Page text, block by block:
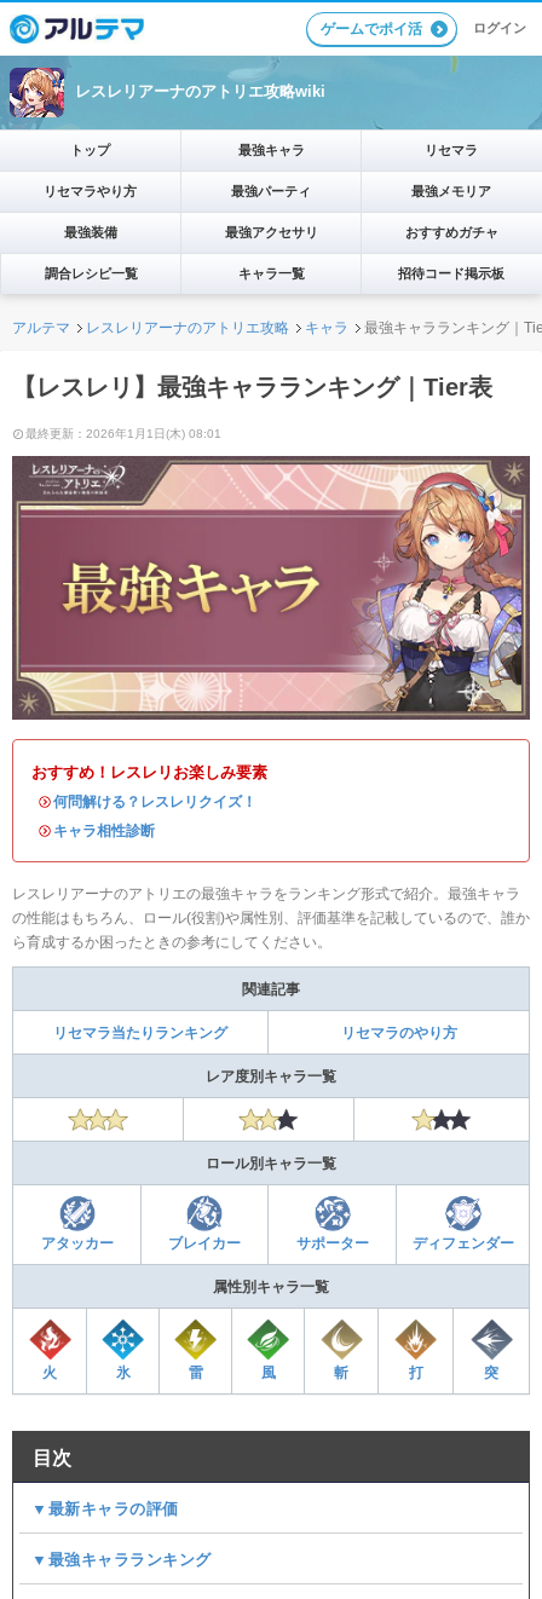
ゲームでポイ活 ログイン
レスレリアーナのアトリエ攻略wiki
トップ 最強キャラ リセマラ
リセマラやり方 最強パーティ 最強メモリア
最強装備 最強アクセサリ おすすめガチャ
調合レシピ一覧 キャラ一覧 招待コード掲示板
アルテマ レスレリアーナのアトリエ攻略 キャラ 最強キャラランキング｜
【レスレリ】最強キャラランキング｜Tier表
最終更新：2026年1月1日(木) 08:01
おすすめ！レスレリお楽しみ要素
・何問解ける？レスレリクイズ！
・ キャラ相性診断
レスレリアーナのアトリエの最強キャラをランキング形式で紹介。最強キャラ
の性能はもちろん、ロール(役割)や属性別、評価基準を記載しているので、誰か
ら育成するか困ったときの参考にしてください。
関連記事
リセマラ当たりランキング リセマラのやり方
レア度別キャラ一覧
ロール別キャラ一覧
アタッカー ブレイカー サポーター ディフェンダー
属性別キャラ一覧
火 氷 雷 風 斬 打 突
目次
▼最新キャラの評価
▼最強キャラランキング